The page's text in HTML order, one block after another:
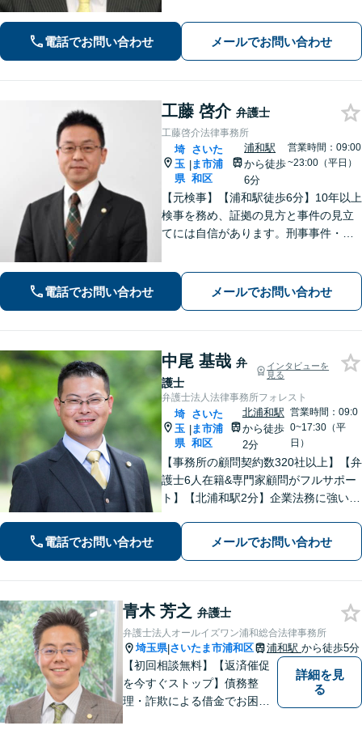
かした迅速な行動力でサポートしま
す。まずはお気軽にご相談ください。
電話でお問い合わせ メールでお問い合わせ
工藤 啓介 弁護士
工藤啓介法律事務所
埼
玉
県
|
さいた
ま市浦
和区
浦和駅
から徒歩
6分
営業時間：09:00
~23:00（平日）
【元検事】【浦和駅徒歩6分】10年以上
検事を務め、証拠の見方と事件の見立
てには自信があります。刑事事件・離
わせ下さい。
電話でお問い合わせ メールでお問い合わせ
中尾 基哉 弁
護士
インタビューを
見る
弁護士法人法律事務所フォレスト
埼
玉
県
|
さいた
ま市浦
和区
北浦和駅
から徒歩
2分
営業時間：09:0
0~17:30（平
日）
【事務所の顧問契約数320社以上】【弁
護士6人在籍&専門家顧問がフルサポー
ト】【北浦和駅2分】企業法務に強い弁
動産などに対応します。中小企業さ
ま、個人事業主さまからのご相談に注
電話でお問い合わせ メールでお問い合わせ
青木 芳之 弁護士
弁護士法人オールイズワン浦和総合法律事務所
埼玉県|さいたま市浦和区 浦和駅 から徒歩5分
【初回相談無料】【返済催促
を今すぐストップ】債務整
理・詐欺による借金でお困り
詳細を見
る